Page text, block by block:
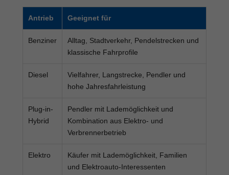
Antrieb Geeignet für
Benziner
Alltag, Stadtverkehr, Pendelstrecken und
klassische Fahrprofile
Diesel
Vielfahrer, Langstrecke, Pendler und
hohe Jahresfahrleistung
Plug-in-
Hybrid
Pendler mit Lademöglichkeit und
Kombination aus Elektro- und
Verbrennerbetrieb
Elektro
Käufer mit Lademöglichkeit, Familien
und Elektroauto-Interessenten